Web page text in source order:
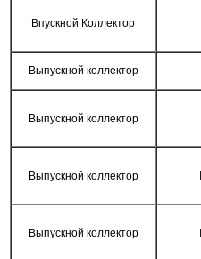
Впускной Коллектор
Выпускной коллектор
Выпускной коллектор
Выпускной коллектор
Выпускной коллектор